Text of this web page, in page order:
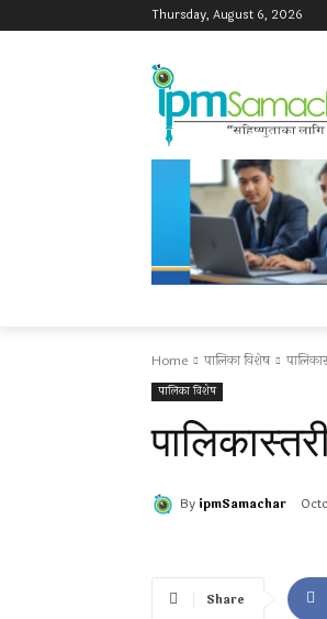
Thursday, August 6, 2026
Home पालिका विशेष
पालिका विशेष
By ipmSamachar
Share